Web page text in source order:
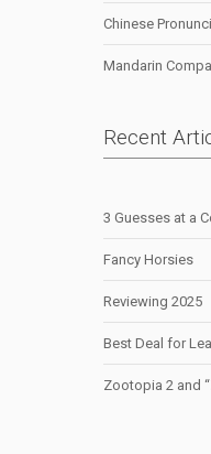
Chinese
Mandarin
Recent
3 Guesses at a
Fancy Horsies
Reviewing 2025
Best Deal for
Zootopia 2 and